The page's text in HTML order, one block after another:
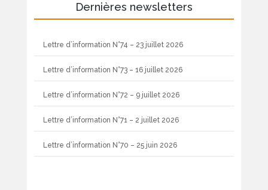
Dernières newsletters
Lettre d’information N°74 – 23 juillet 2026
Lettre d’information N°73 – 16 juillet 2026
Lettre d’information N°72 – 9 juillet 2026
Lettre d’information N°71 – 2 juillet 2026
Lettre d’information N°70 – 25 juin 2026